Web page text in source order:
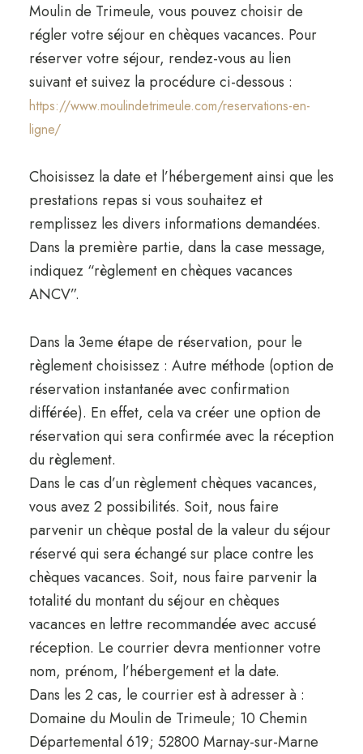
Moulin de Trimeule, vous pouvez choisir de
régler votre séjour en chèques vacances. Pour
réserver votre séjour, rendez-vous au lien
suivant et suivez la procédure ci-dessous :
https://www.moulindetrimeule.com/reservations-en-
ligne/
Choisissez la date et l’hébergement ainsi que les
prestations repas si vous souhaitez et
remplissez les divers informations demandées.
Dans la première partie, dans la case message,
indiquez “règlement en chèques vacances
ANCV”.
Dans la 3eme étape de réservation, pour le
règlement choisissez : Autre méthode (option de
réservation instantanée avec confirmation
différée). En effet, cela va créer une option de
réservation qui sera confirmée avec la réception
du règlement.
Dans le cas d’un règlement chèques vacances,
vous avez 2 possibilités. Soit, nous faire
parvenir un chèque postal de la valeur du séjour
réservé qui sera échangé sur place contre les
chèques vacances. Soit, nous faire parvenir la
totalité du montant du séjour en chèques
vacances en lettre recommandée avec accusé
réception. Le courrier devra mentionner votre
nom, prénom, l’hébergement et la date.
Dans les 2 cas, le courrier est à adresser à :
Domaine du Moulin de Trimeule; 10 Chemin
Départemental 619; 52800 Marnay-sur-Marne